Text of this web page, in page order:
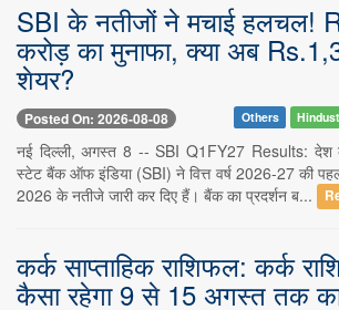
SBI के नतीजों ने मचाई हलचल!
करोड़ का मुनाफा, क्या अब
शेयर?
Posted On: 2026-08-08 Others
नई दिल्ली, अगस्त 8 -- SBI Q1FY27 Results:
स्टेट बैंक ऑफ इंडिया (SBI) ने वित्त वर्ष 2026-27 की
2026 के नतीजे जारी कर दिए हैं। बैंक का प्रदर्शन ब...
कर्क साप्ताहिक राशिफल: कर्क
कैसा रहेगा 9 से 15 अगस्त तक